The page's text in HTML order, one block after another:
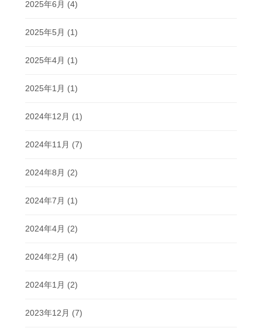
2025年6月 (4)
2025年5月 (1)
2025年4月 (1)
2025年1月 (1)
2024年12月 (1)
2024年11月 (7)
2024年8月 (2)
2024年7月 (1)
2024年4月 (2)
2024年2月 (4)
2024年1月 (2)
2023年12月 (7)